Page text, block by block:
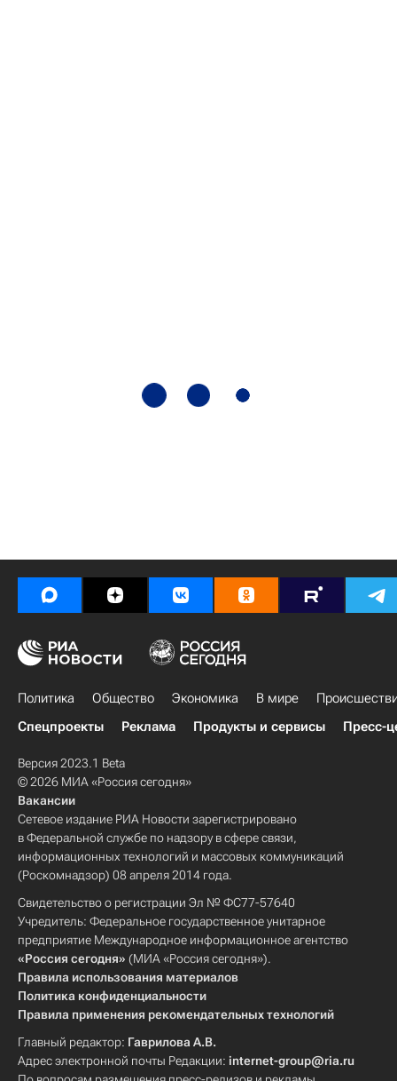
Политика Общество Экономика В мире
Спецпроекты
Реклама Продукты и сервисы Пресс-
Версия 2023.1 Beta
© 2026 МИА «Россия сегодня»
Вакансии
Сетевое издание РИА Новости зарегистрировано
в Федеральной службе по надзору в сфере связи,
информационных технологий и массовых коммуникаций
(Роскомнадзор) 08 апреля 2014 года.
Свидетельство о регистрации Эл № ФС77-57640
Учредитель: Федеральное государственное унитарное
предприятие Международное информационное агентство
«Россия сегодня» (МИА «Россия сегодня»).
Правила использования материалов
Политика конфиденциальности
Правила применения рекомендательных технологий
Главный редактор: Гаврилова А.В.
Адрес электронной почты Редакции: internet-group@ria.ru